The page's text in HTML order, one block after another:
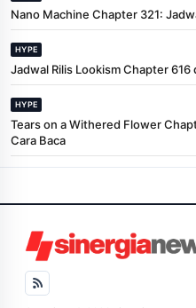
Nano Machine Chapter 321:
HYPE
Jadwal Rilis Lookism Chapter 616
HYPE
Tears on a Withered Flower
Cara Baca